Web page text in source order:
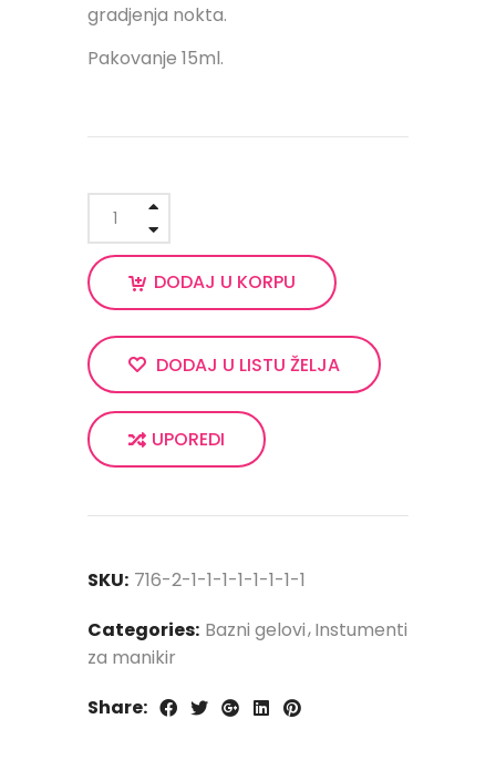
gradjenja nokta.⠀
Pakovanje 15ml.
DODAJ U KORPU
DODAJ U LISTU ŽELJA
UPOREDI
SKU: 716-2-1-1-1-1-1-1-1-1
Categories: Bazni gelovi Instumenti
za manikir
Share: